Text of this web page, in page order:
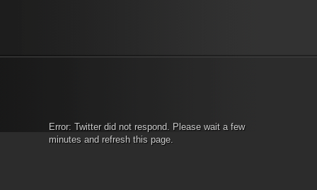
Error: Twitter did not respond. Please wait a few
minutes and refresh this page.